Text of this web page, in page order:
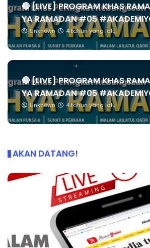
🔴 [LIVE] PROGRAM KHAS
YA RAMADAN #05
Unknown 4 tahun yang lalu
🔴 [LIVE] PROGRAM KHAS
YA RAMADAN #05
Unknown 4 tahun yang lalu
AKAN DATANG!